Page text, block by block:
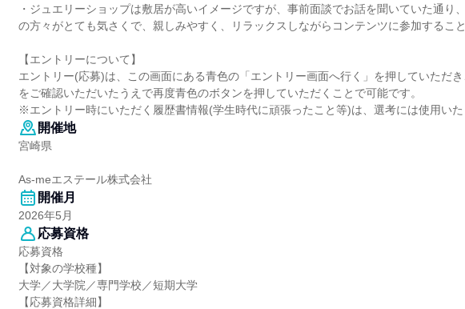
・ジュエリーショップは敷居が高いイメージですが、事前面談でお話を聞いていた通り
の方々がとても気さくで、親しみやすく、リラックスしながらコンテンツに参加すること
【エントリーについて】
エントリー(応募)は、この画面にある青色の「エントリー画面へ行く」を押していただ
をご確認いただいたうえで再度青色のボタンを押していただくことで可能です。
※エントリー時にいただく履歴書情報(学生時代に頑張ったこと等)は、選考には使用いた
開催地
宮崎県
As-meエステール株式会社
開催月
2026年5月
応募資格
応募資格
【対象の学校種】
大学／大学院／専門学校／短期大学
【応募資格詳細】